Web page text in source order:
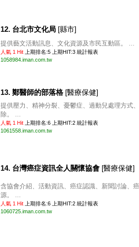
12. 台北市文化局 [縣市]
提供藝文活動訊息、文化資源及市民互動區。 ...
人氣 1 Hit 上期排名:5 上期HIT:3 統計報表
1058984.iman.com.tw
13. 鄭醫師的部落格 [醫療保健]
提供壓力、精神分裂、憂鬱症、過動兒處理方式
除。 ...
人氣 1 Hit 上期排名:6 上期HIT:2 統計報表
1061558.iman.com.tw
14. 台灣癌症資訊全人關懷協會 [醫療保健]
含協會介紹、活動資訊、癌症認識、新聞討論、
源。 ...
人氣 1 Hit 上期排名:6 上期HIT:2 統計報表
1060725.iman.com.tw